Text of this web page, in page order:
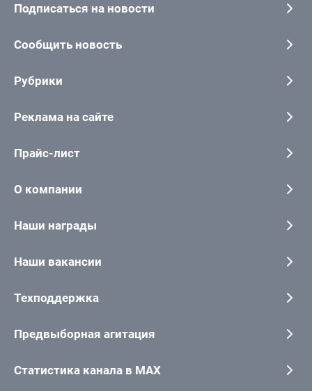
Подписаться на новости
Сообщить новость
Рубрики
Реклама на сайте
Прайс-лист
О компании
Наши награды
Наши вакансии
Техподдержка
Предвыборная агитация
Статистика канала в MAX